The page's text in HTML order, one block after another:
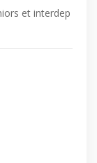
et interdep